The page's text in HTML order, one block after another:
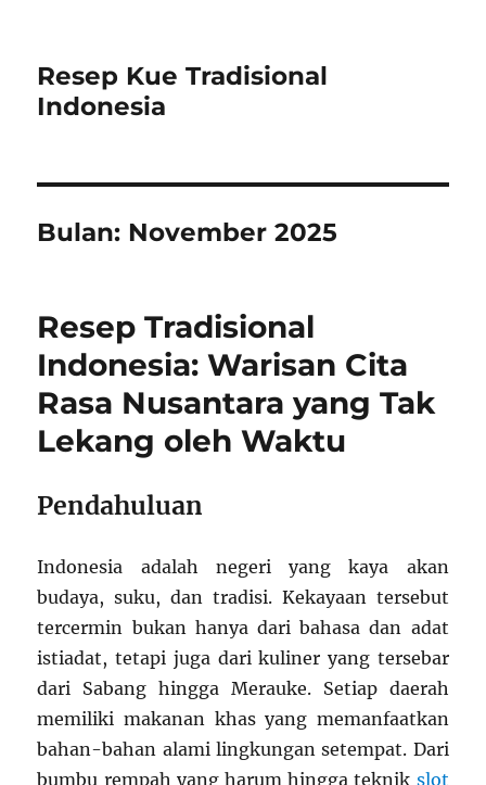
Resep Kue Tradisional
Indonesia
Bulan: November 2025
Resep Tradisional
Indonesia: Warisan Cita
Rasa Nusantara yang Tak
Lekang oleh Waktu
Pendahuluan
Indonesia adalah negeri yang kaya akan
budaya, suku, dan tradisi. Kekayaan tersebut
tercermin bukan hanya dari bahasa dan adat
istiadat, tetapi juga dari kuliner yang tersebar
dari Sabang hingga Merauke. Setiap daerah
memiliki makanan khas yang memanfaatkan
bahan-bahan alami lingkungan setempat. Dari
bumbu rempah yang harum hingga teknik slot